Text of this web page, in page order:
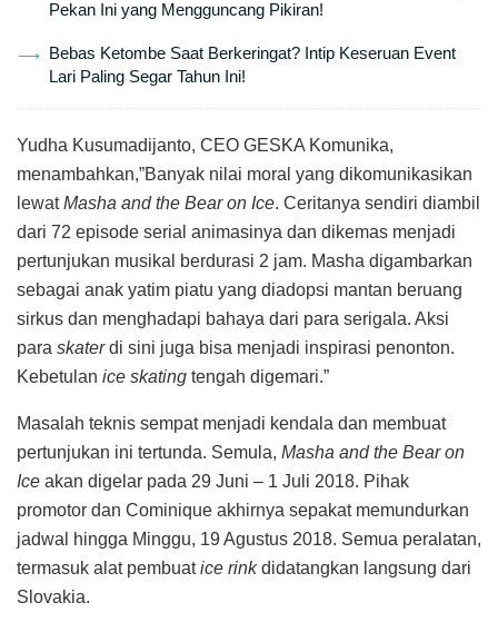
Pekan Ini yang Mengguncang Pikiran!
Bebas Ketombe Saat Berkeringat? Intip Keseruan Event
Lari Paling Segar Tahun Ini!
Yudha Kusumadijanto, CEO GESKA Komunika,
menambahkan,”Banyak nilai moral yang dikomunikasikan
lewatMasha and the Bear on Ice. Ceritanya sendiri diambil
dari 72 episode serial animasinya dan dikemas menjadi
pertunjukan musikal berdurasi 2 jam. Masha digambarkan
sebagai anak yatim piatu yang diadopsi mantan beruang
sirkus dan menghadapi bahaya dari para serigala. Aksi
para skaterdi sini juga bisa menjadi inspirasi penonton.
Kebetulan ice skating tengah digemari.”
Masalah teknis sempat menjadi kendala dan membuat
pertunjukan ini tertunda. Semula, Masha and the Bear on
Ice akan digelar pada 29 Juni – 1 Juli 2018. Pihak
promotor dan Cominique akhirnya sepakat memundurkan
jadwal hingga Minggu, 19 Agustus 2018. Semua peralatan,
termasuk alat pembuatice rinkdidatangkan langsung dari
Slovakia.